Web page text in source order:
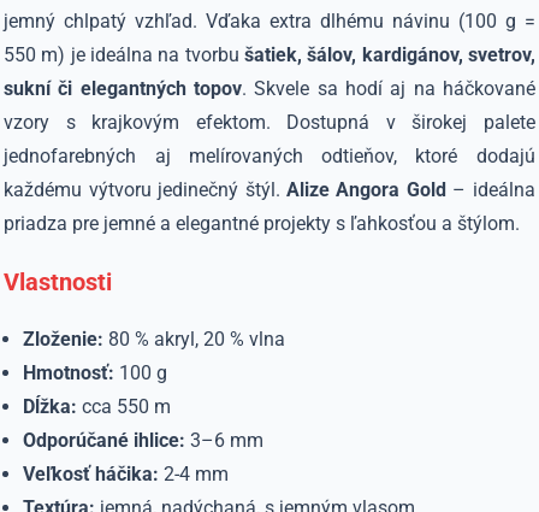
jemný chlpatý vzhľad. Vďaka extra dlhému návinu (100 g =
550 m) je ideálna na tvorbu šatiek, šálov, kardigánov, svetrov,
sukní či elegantných topov. Skvele sa hodí aj na háčkované
vzory s krajkovým efektom. Dostupná v širokej palete
jednofarebných aj melírovaných odtieňov, ktoré dodajú
každému výtvoru jedinečný štýl. Alize Angora Gold– ideálna
priadza pre jemné a elegantné projekty s ľahkosťou a štýlom.
Vlastnosti
Zloženie: 80 % akryl, 20 % vlna
Hmotnosť: 100 g
Dĺžka: cca 550 m
Odporúčané ihlice: 3–6 mm
Veľkosť háčika: 2-4 mm